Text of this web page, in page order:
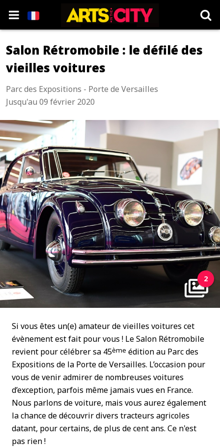
Salon Rétromobile : le défilé des
vieilles voitures
Parc des Expositions - Porte de Versailles
Jusqu'au 09 février 2020
2
Si vous êtes un(e) amateur de vieilles voitures cet
évènement est fait pour vous ! Le Salon Rétromobile
revient pour célébrer sa 45ème édition au Parc des
Expositions de la Porte de Versailles. L’occasion pour
vous de venir admirer de nombreuses voitures
d’exception, parfois même jamais vues en France.
Nous parlons de voiture, mais vous aurez également
la chance de découvrir divers tracteurs agricoles
datant, pour certains, de plus de cent ans. Ce n'est
pas rien !